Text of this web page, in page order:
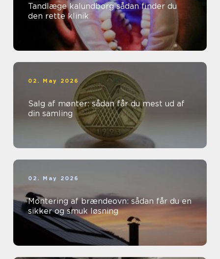
Tandlæge kalundborg sådan finder du
den rette klinik
02. May 2026
Salg af mønter: sådan får du mest ud af
din samling
02. May 2026
Montering af brændeovn: sådan får du en
sikker og smuk løsning